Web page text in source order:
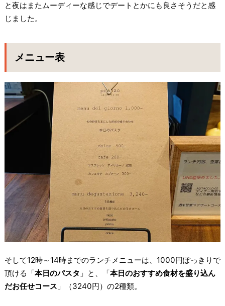
と夜はまたムーディーな感じでデートとかにも良さそうだと感
じました。
メニュー表
そして12時～14時までのランチメニューは、1000円ぽっきりで
頂ける「本日のパスタ 」と、「本日のおすすめ食材を盛り込ん
だお任せコース 」（3240円）の2種類。